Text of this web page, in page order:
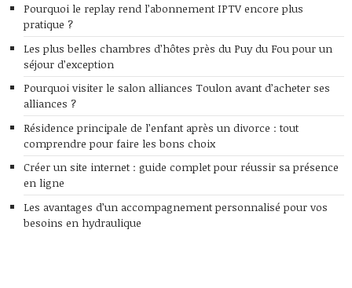
Pourquoi le replay rend l’abonnement IPTV encore plus
pratique ?
Les plus belles chambres d’hôtes près du Puy du Fou pour un
séjour d’exception
Pourquoi visiter le salon alliances Toulon avant d’acheter ses
alliances ?
Résidence principale de l’enfant après un divorce : tout
comprendre pour faire les bons choix
Créer un site internet : guide complet pour réussir sa présence
en ligne
Les avantages d’un accompagnement personnalisé pour vos
besoins en hydraulique